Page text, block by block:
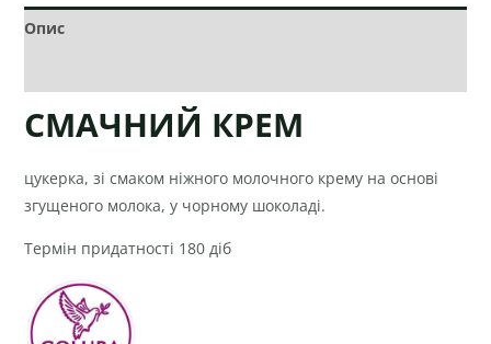
Опис
СМАЧНИЙ КРЕМ
цукерка, зі смаком ніжного молочного крему на основі
згущеного молока, у чорному шоколаді.
Термін придатності 180 діб